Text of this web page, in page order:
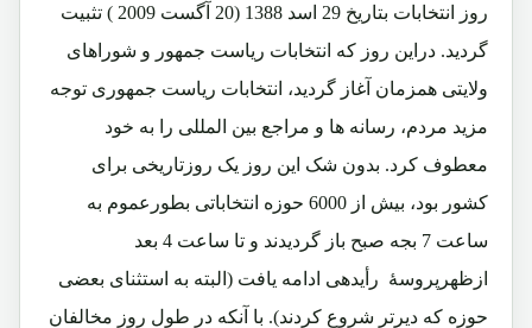
روز انتخابات بتاریخ 29 اسد 1388 (20 آگست 2009 ) تثبیت
گردید. دراین روز که انتخابات ریاست جمهور و شوراهای
ولایتی همزمان آغاز گردید، انتخابات ریاست جمهوری توجه
مزید مردم، رسانه ها و مراجع بین المللی را به خود
معطوف کرد. بدون شک این روز یک روزتاریخی برای
کشور بود، بیش از 6000 حوزه انتخاباتی بطورعموم به
ساعت 7 بجه صبح باز گردیدند و تا ساعت 4 بعد
ازظهرپروسۀ رأیدهی ادامه یافت (البته به استثنای بعضی
حوزه که دیرتر شروع کردند). با آنکه در طول روز مخالفان